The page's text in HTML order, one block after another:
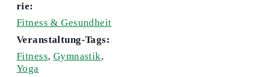
rie:
Fitness & Gesundheit
Veranstaltung-Tags:
Fitness, Gymnastik,
Yoga